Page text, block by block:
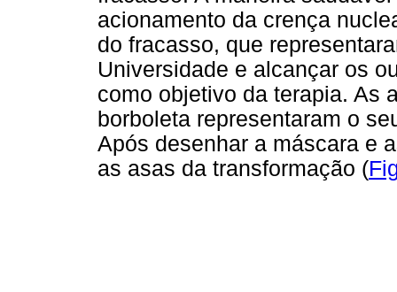
acionamento da crença
do fracasso, que
Universidade e alcançar os
como objetivo da terapia. As
borboleta representaram o
Após desenhar a máscara e
as asas da transformação (